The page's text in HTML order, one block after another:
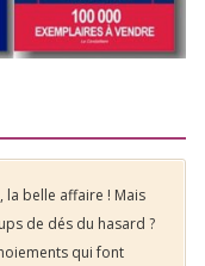
la belle affaire ! Mais
de dés du hasard ?
qui font